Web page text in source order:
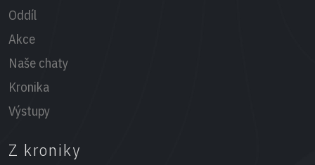
Oddíl
Akce
Naše chaty
Kronika
Výstupy
Z kroniky